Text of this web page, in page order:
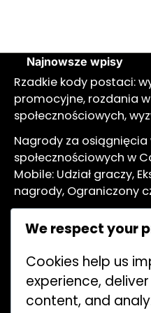
Najnowsze wpisy
Rzadkie kody postaci:
promocyjne, rozdania
społecznościowych,
Nagrody za
społecznościowych w
Mobile: Udział graczy,
nagrody, Ograniczony
dla wydarzeń,
Nagrody za emotki w
Unikalne emotki,
Oferty ograniczone
We respect your
Cookies help us
experience,
content, and